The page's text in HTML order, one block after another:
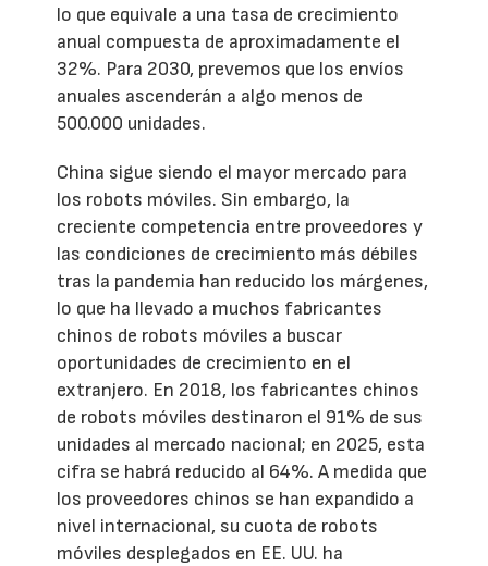
lo que equivale a una tasa de crecimiento
anual compuesta de aproximadamente el
32%. Para 2030, prevemos que los envíos
anuales ascenderán a algo menos de
500.000 unidades.
China sigue siendo el mayor mercado para
los robots móviles. Sin embargo, la
creciente competencia entre proveedores y
las condiciones de crecimiento más débiles
tras la pandemia han reducido los márgenes,
lo que ha llevado a muchos fabricantes
chinos de robots móviles a buscar
oportunidades de crecimiento en el
extranjero. En 2018, los fabricantes chinos
de robots móviles destinaron el 91% de sus
unidades al mercado nacional; en 2025, esta
cifra se habrá reducido al 64%. A medida que
los proveedores chinos se han expandido a
nivel internacional, su cuota de robots
móviles desplegados en EE. UU. ha